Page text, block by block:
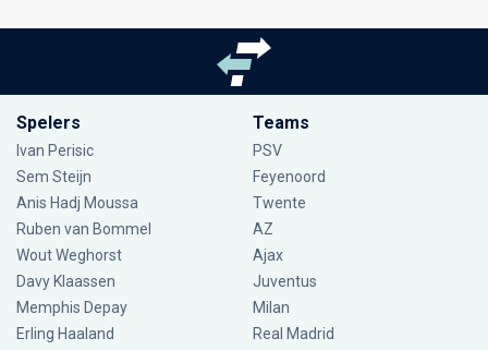
Spelers
Ivan Perisic
Sem Steijn
Anis Hadj Moussa
Ruben van Bommel
Wout Weghorst
Davy Klaassen
Memphis Depay
Erling Haaland
Teams
PSV
Feyenoord
Twente
AZ
Ajax
Juventus
Milan
Real Madrid